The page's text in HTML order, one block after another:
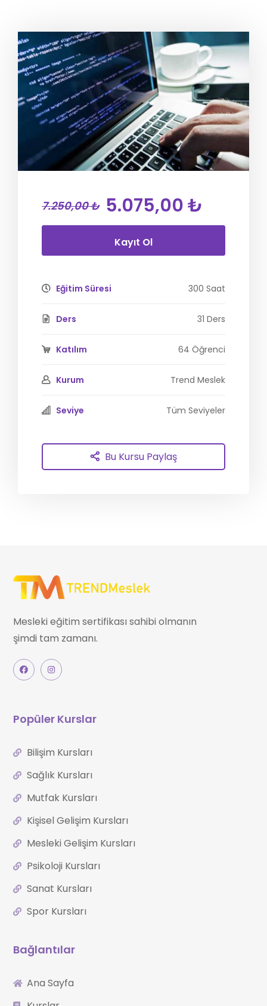
7.250,00 ₺ 5.075,00 ₺
Kayıt Ol
Eğitim Süresi 300 Saat
Ders 31 Ders
Katılım 64 Öğrenci
Kurum Trend Meslek
Seviye Tüm Seviyeler
Bu Kursu Paylaş
Mesleki eğitim sertifikası sahibi olmanın
şimdi tam zamanı.
Popüler Kurslar
Bilişim Kursları
Sağlık Kursları
Mutfak Kursları
Kişisel Gelişim Kursları
Mesleki Gelişim Kursları
Psikoloji Kursları
Sanat Kursları
Spor Kursları
Bağlantılar
Ana Sayfa